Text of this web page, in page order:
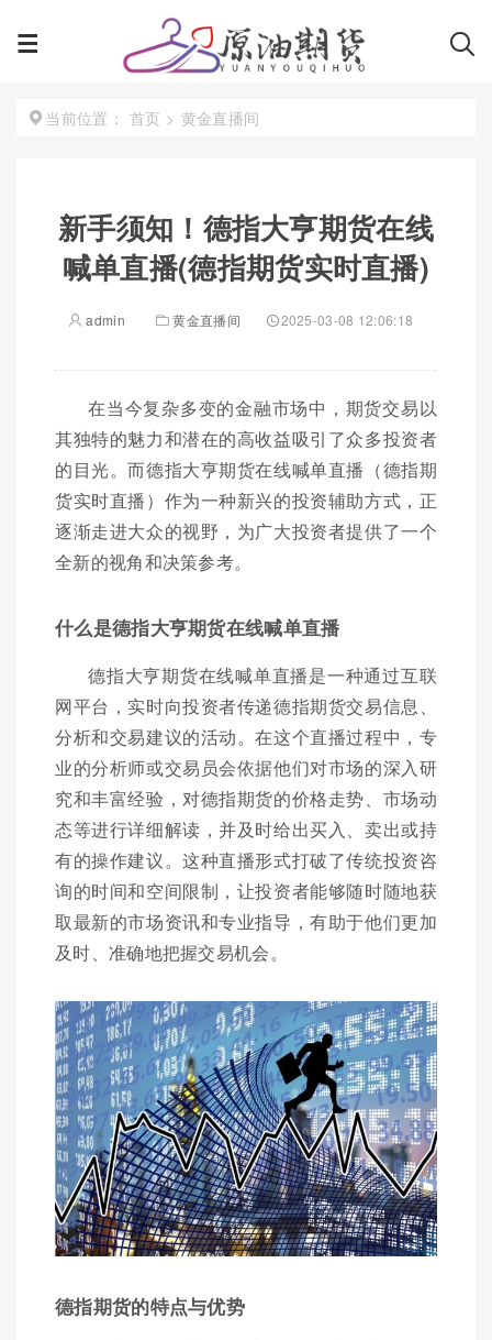
当前位置： 首页 > 黄金直播间
新手须知！德指大亨期货在线
喊单直播(德指期货实时直播)
admin 黄金直播间 2025-03-08 12:06:18
在当今复杂多变的金融市场中，期货交易以
其独特的魅力和潜在的高收益吸引了众多投资者
的目光。而德指大亨期货在线喊单直播（德指期
货实时直播）作为一种新兴的投资辅助方式，正
逐渐走进大众的视野，为广大投资者提供了一个
全新的视角和决策参考。
什么是德指大亨期货在线喊单直播
德指大亨期货在线喊单直播是一种通过互联
网平台，实时向投资者传递德指期货交易信息、
分析和交易建议的活动。在这个直播过程中，专
业的分析师或交易员会依据他们对市场的深入研
究和丰富经验，对德指期货的价格走势、市场动
态等进行详细解读，并及时给出买入、卖出或持
有的操作建议。这种直播形式打破了传统投资咨
询的时间和空间限制，让投资者能够随时随地获
取最新的市场资讯和专业指导，有助于他们更加
及时、准确地把握交易机会。
德指期货的特点与优势